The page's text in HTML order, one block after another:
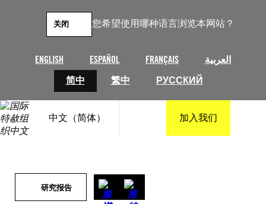
您希望使用哪种语言浏览本网站？
ENGLISH ESPAÑOL FRANÇAIS
العربية
简中
繁中 РУССКИЙ
关闭
中文（简体） 加入我们
研究报告